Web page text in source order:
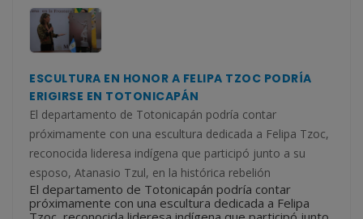
ESCULTURA EN HONOR A FELIPA TZOC PODRÍA
ERIGIRSE EN TOTONICAPÁN
El departamento de Totonicapán podría contar
próximamente con una escultura dedicada a Felipa Tzoc,
reconocida lideresa indígena que participó junto a su
esposo, Atanasio Tzul, en la histórica rebelión
El departamento de Totonicapán podría contar
próximamente con una escultura dedicada a Felipa